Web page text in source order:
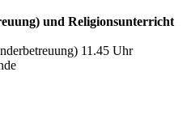
und Religionsunterricht
11.45 Uhr